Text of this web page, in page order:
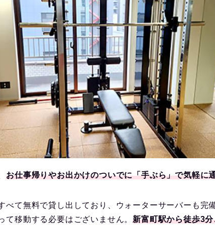
お仕事帰りやお出かけのついでに「手ぶら」で気軽に
べて無料で貸し出しており、ウォーターサーバーも完
て移動する必要はございません。新富町駅から徒歩3